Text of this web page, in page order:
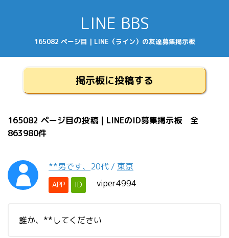
LINE BBS
165082 ページ目 | LINE（ライン）の友達募集掲示板
掲示板に投稿する
165082 ページ目の投稿 | LINEのID募集掲示板 全
863980件
**男です、 20代 / 東京
APP ID viper4994
誰か、**してください